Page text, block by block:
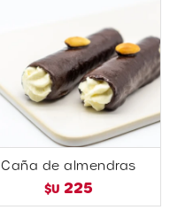
Caña de almendras
$U 225